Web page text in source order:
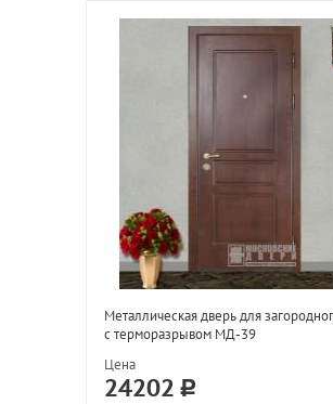
Металлическая дверь для
с терморазрывом МД-39
Цена
24202